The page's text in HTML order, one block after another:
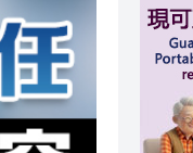
20:39